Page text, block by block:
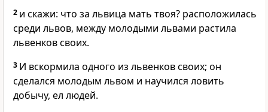
2 и скажи: что за львица мать твоя? расположилась
среди львов, между молодыми львами растила
львенков своих.
3 И вскормила одного из львенков своих; он
сделался молодым львом и научился ловить
добычу, ел людей.